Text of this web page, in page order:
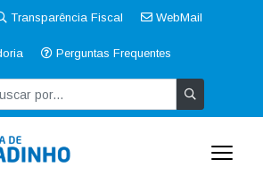
Transparência Fiscal WebMail
Perguntas Frequentes